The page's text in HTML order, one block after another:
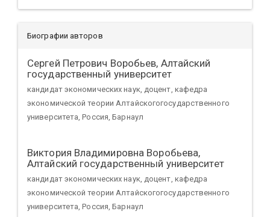
Биографии авторов
Сергей Петрович Воробьев, Алтайский
государственный университет
кандидат экономических наук, доцент, кафедра
экономической теории Алтайскогогосударственного
университета, Россия, Барнаул
Виктория Владимировна Воробьева,
Алтайский государственный университет
кандидат экономических наук, доцент, кафедра
экономической теории Алтайскогогосударственного
университета, Россия, Барнаул